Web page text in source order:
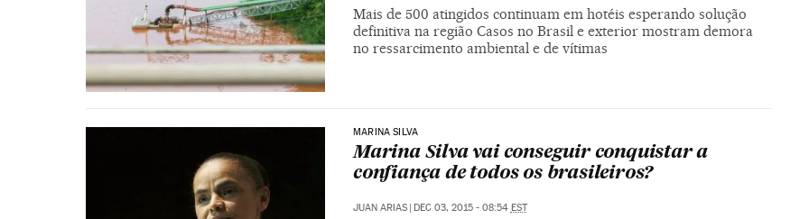
Mais de 500 atingidos continuam em hotéis esperando solução
definitiva na região Casos no Brasil e exterior mostram demora
no ressarcimento ambiental e de vítimas
MARINA SILVA
Marina Silva vai conseguir conquistar a
confiança de todos os brasileiros?
JUAN ARIAS | DEC 03, 2015 - 08:54 EST